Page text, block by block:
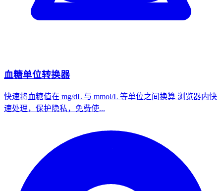
血糖单位转换器
快速将血糖值在 mg/dL 与 mmol/L 等单位之间换算 浏览器内快
速处理，保护隐私，免费使...